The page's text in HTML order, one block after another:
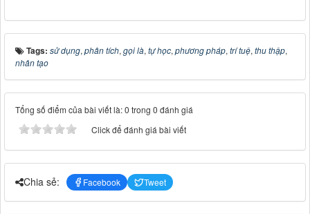
Tags: sử dụng, phân tích, gọi là, tự học, phương pháp, trí tuệ, thu thập,
nhân tạo
Tổng số điểm của bài viết là: 0 trong 0 đánh giá
Click để đánh giá bài viết
Chia sẻ: Facebook Tweet